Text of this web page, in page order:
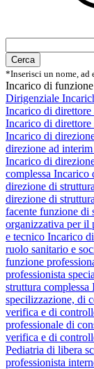
Cerca
*Inserisci un nome, ad
Incarico di
Dirigenziale
Incarico di
Incarico di direttore
Incarico di
direzione ad
Incarico di
complessa Incarico
direzione di
direzione di
facente funzione di
organizzativa per il
e tecnico Incarico
ruolo sanitario e
funzione
professionista
struttura complessa
specilizzazione, di
verifica e di
professionale di
verifica e di
Pediatria di libera
professionista